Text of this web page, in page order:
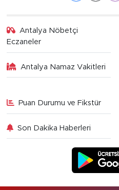
Antalya Nöbetçi
Eczaneler
Antalya Namaz Vakitleri
Puan Durumu ve Fikstür
Son Dakika Haberleri